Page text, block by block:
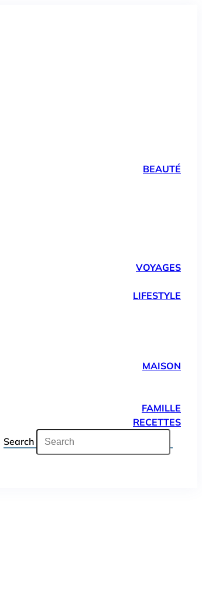
BEAUTÉ
VOYAGES
LIFESTYLE
MAISON
FAMILLE
RECETTES
Search